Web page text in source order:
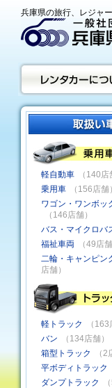
兵庫県の旅行、レジャ
軽自動車
（140店
乗用車
（156店舗）
ワゴン・ワンボッ
（146店舗）
バス・マイクロバ
福祉車両
（49店舗
二輪・キャンピン
店舗）
軽トラック
（163
バン
（134店舗）
箱型トラック
（2
平ボディトラック
ダンプトラック